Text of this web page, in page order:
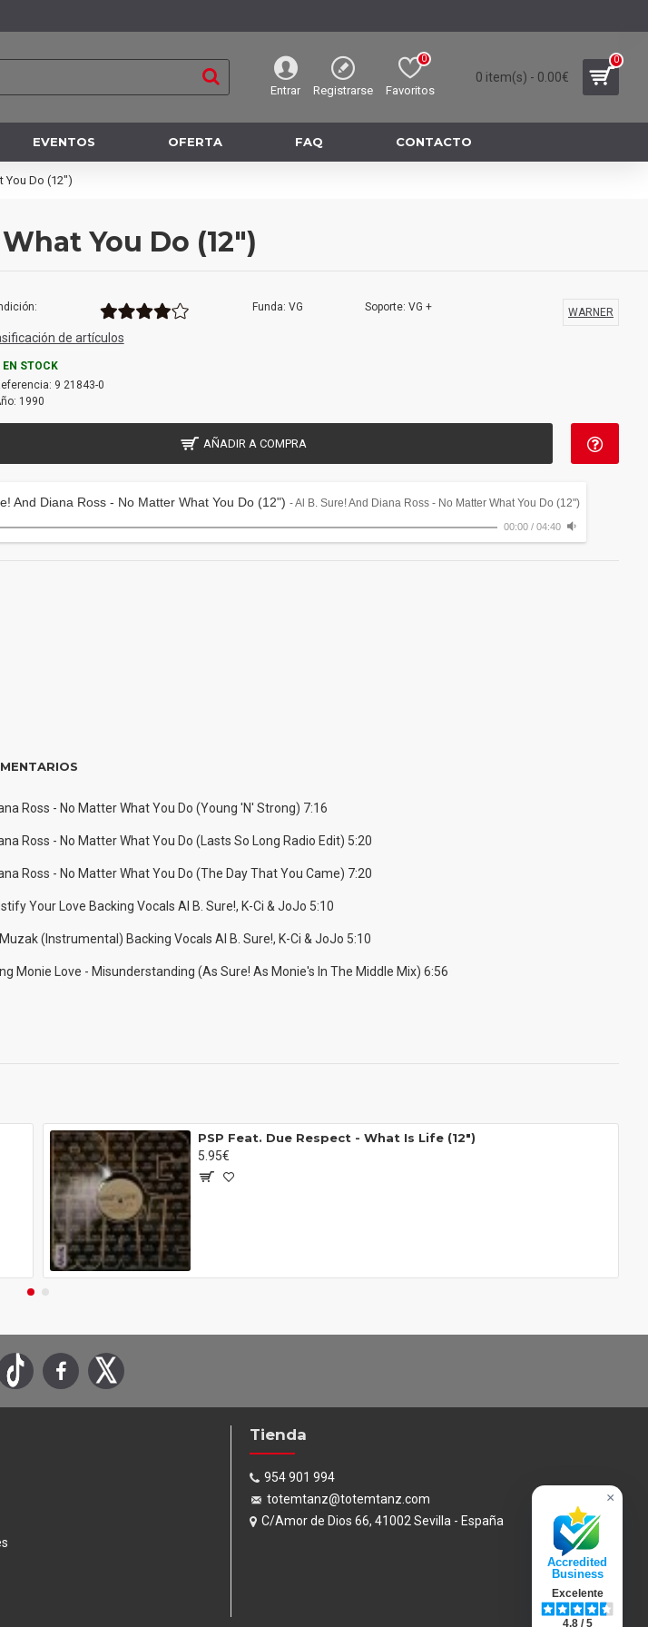
Entrar Registrarse Favoritos
0
0 item(s) - 0.00€
0
EVENTOS OFERTA FAQ CONTACTO
You Do (12")
You Do (12")
Funda: VG Soporte: VG +
de artículos
EN STOCK
9 21843-0
1990
WARNER
AÑADIR A COMPRA
And Diana Ross - No Matter What You Do (12") - Al B. Sure! And Diana Ross - No Matter What You Do (12")
00:00/ 04:40
Ross - No Matter What You Do (Young 'N' Strong) 7:16
Ross - No Matter What You Do (Lasts So Long Radio Edit) 5:20
Ross - No Matter What You Do (The Day That You Came) 7:20
Your Love Backing Vocals Al B. Sure!, K-Ci & JoJo 5:10
(Instrumental) Backing Vocals Al B. Sure!, K-Ci & JoJo 5:10
Monie Love - Misunderstanding (As Sure! As Monie's In The Middle Mix) 6:56
PSP Feat. Due Respect - What Is Life (12")
5.95€
Tienda
954 901 994
totemtanz@totemtanz.com
C/Amor de Dios 66, 41002 Sevilla - España
×
Accredited
Business
Excelente
4.8 / 5